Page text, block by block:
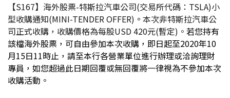
【S167】海外股票-特斯拉汽車公司(交易所代碼：TSLA)小
型收購通知(MINI-TENDER OFFER) 。 本次非特斯拉汽車公
司正式收購，收購價格為每股USD 420元(暫定)。 若您持有
該檔海外股票，可自由參加本次收購，即日起至2020年10
月15日11時止，請至本行各營業單位進行辦理或洽詢理財
專員，如您超過此日期回覆或無回覆將一律視為不參加本次
收購活動。